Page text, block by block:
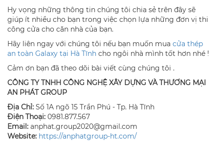
Hy vọng những thông tin chúng tôi chia sẻ trên đây sẽ
giúp ít nhiều cho bạn trong việc chọn lựa những đơn vị thi
công cửa cho căn nhà của bạn.
Hãy liên ngay với chúng tôi nếu bạn muốn mua cửa thép
an toàn Galaxy tại Hà Tĩnh cho ngôi nhà mình tốt hơn nhé !
Cảm ơn bạn đã theo dõi bài viết cùng chúng tôi .
CÔNG TY TNHH CÔNG NGHỆ XÂY DỰNG VÀ THƯƠNG MẠI
AN PHÁT GROUP
Địa Chỉ: Số 1A ngõ 15 Trần Phú - Tp. Hà Tĩnh
Điện Thoại: 0981.877.567
Email: anphat.group2020@gmail.com
​Website: https://anphatgroup-ht.com/